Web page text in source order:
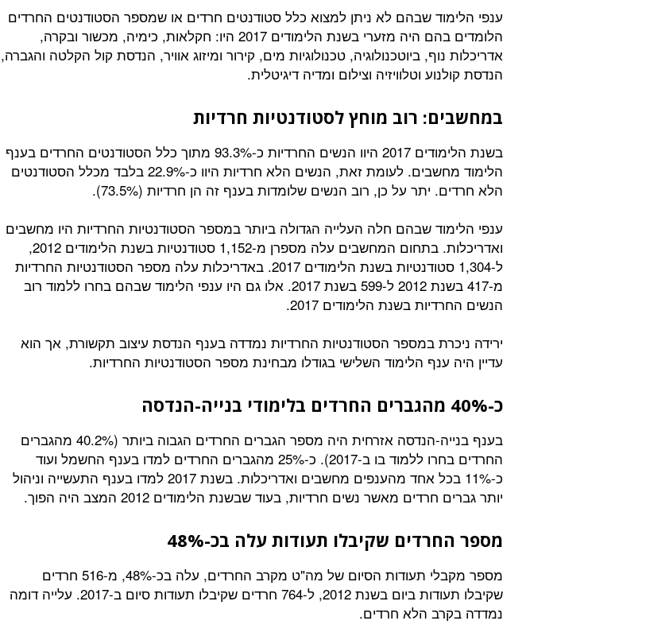
ענפי הלימוד שבהם לא ניתן למצוא כלל סטודנטים חרדים או שמספר הסטודנטים החרדים
הלומדים בהם היה מזערי בשנת הלימודים 2017 היו: חקלאות, כימיה, מכשור ובקרה,
אדריכלות נוף, ביוטכנולוגיה, טכנולוגיות מים, קירור ומיזוג אוויר, הנדסת קול הקלטה והגברה,
הנדסת קולנוע וטלוויזיה וצילום ומדיה דיגיטלית.
במחשבים: רוב מוחץ לסטודנטיות חרדיות
בשנת הלימודים 2017 היוו הנשים החרדיות כ-93.3% מתוך כלל הסטודנטים החרדים בענף
הלימוד מחשבים. לעומת זאת, הנשים הלא חרדיות היוו כ-22.9% בלבד מכלל הסטודנטים
הלא חרדים. יתר על כן, רוב הנשים שלומדות בענף זה הן חרדיות (73.5%).
ענפי הלימוד שבהם חלה העלייה הגדולה ביותר במספר הסטודנטיות החרדיות היו מחשבים
ואדריכלות. בתחום המחשבים עלה מספרן מ-1,152 סטודנטיות בשנת הלימודים 2012,
ל-1,304 סטודנטיות בשנת הלימודים 2017. באדריכלות עלה מספר הסטודנטיות החרדיות
מ-417 בשנת 2012 ל-599 בשנת 2017. אלו גם היו ענפי הלימוד שבהם בחרו ללמוד רוב
הנשים החרדיות בשנת הלימודים 2017.
ירידה ניכרת במספר הסטודנטיות החרדיות נמדדה בענף הנדסת עיצוב תקשורת, אך הוא
עדיין היה ענף הלימוד השלישי בגודלו מבחינת מספר הסטודנטיות החרדיות.
כ-40% מהגברים החרדים בלימודי בנייה-הנדסה
בענף בנייה-הנדסה אזרחית היה מספר הגברים החרדים הגבוה ביותר (40.2% מהגברים
החרדים בחרו ללמוד בו ב-2017). כ-25% מהגברים החרדים למדו בענף החשמל ועוד
כ-11% בכל אחד מהענפים מחשבים ואדריכלות. בשנת 2017 למדו בענף התעשייה וניהול
יותר גברים חרדים מאשר נשים חרדיות, בעוד שבשנת הלימודים 2012 המצב היה הפוך.
מספר החרדים שקיבלו תעודות עלה בכ-48%
מספר מקבלי תעודות הסיום של מה"ט מקרב החרדים, עלה בכ-48%, מ-516 חרדים
שקיבלו תעודות ביום בשנת 2012, ל-764 חרדים שקיבלו תעודות סיום ב-2017. עלייה דומה
נמדדה בקרב הלא חרדים.